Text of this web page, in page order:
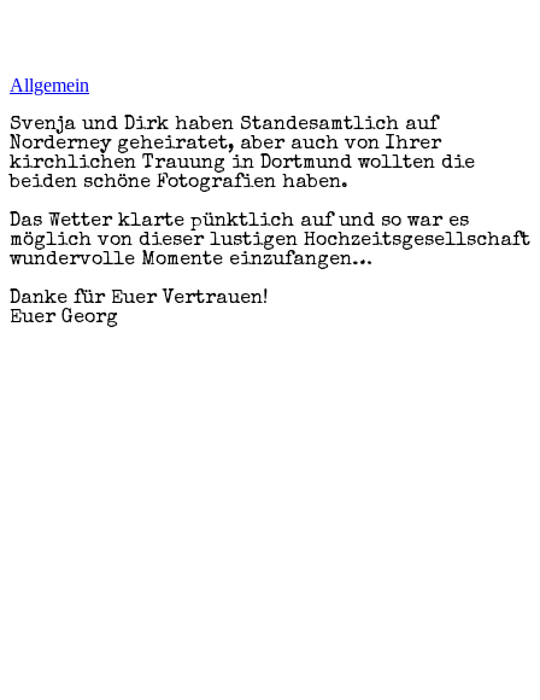
Allgemein
Svenja und Dirk haben Standesamtlich auf
Norderney geheiratet, aber auch von Ihrer
kirchlichen Trauung in Dortmund wollten die
beiden schöne Fotografien haben.
Das Wetter klarte pünktlich auf und so war es
möglich von dieser lustigen Hochzeitsgesellschaft
wundervolle Momente einzufangen…
Danke für Euer Vertrauen!
Euer Georg